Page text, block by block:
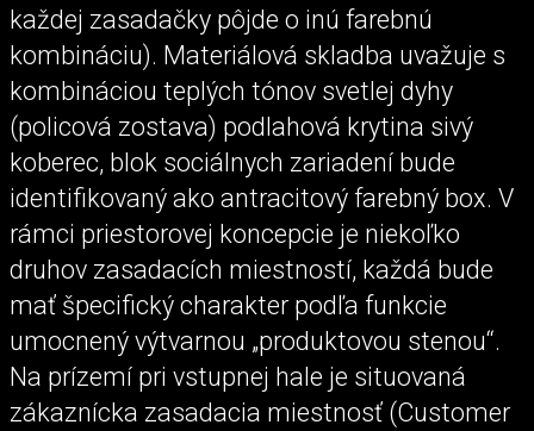
každej zasadačky pôjde o inú farebnú
kombináciu). Materiálová skladba uvažuje s
kombináciou teplých tónov svetlej dyhy
(policová zostava) podlahová krytina sivý
koberec, blok sociálnych zariadení bude
identifikovaný ako antracitový farebný box. V
rámci priestorovej koncepcie je niekoľko
druhov zasadacích miestností, každá bude
mať špecifický charakter podľa funkcie
umocnený výtvarnou „produktovou stenou“.
Na prízemí pri vstupnej hale je situovaná
zákaznícka zasadacia miestnosť (Customer